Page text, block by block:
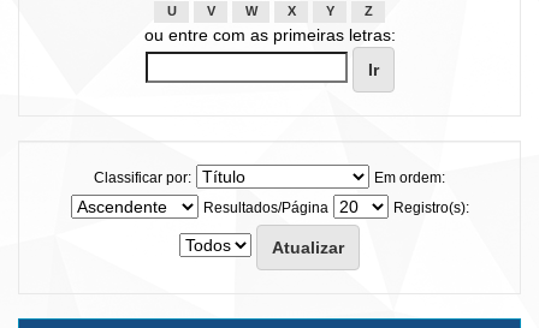
U
V W X Y Z
ou entre com as primeiras letras:
Classificar por:
Em ordem:
Resultados/Página
Registro(s):